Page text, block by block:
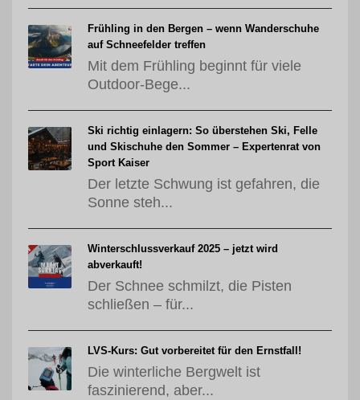
Frühling in den Bergen – wenn Wanderschuhe
auf Schneefelder treffen
Mit dem Frühling beginnt für viele
Outdoor-Bege...
Ski richtig einlagern: So überstehen Ski, Felle
und Skischuhe den Sommer – Expertenrat von
Sport Kaiser
Der letzte Schwung ist gefahren, die
Sonne steh...
Winterschlussverkauf 2025 – jetzt wird
abverkauft!
Der Schnee schmilzt, die Pisten
schließen – für...
LVS-Kurs: Gut vorbereitet für den Ernstfall!
Die winterliche Bergwelt ist
faszinierend, aber...